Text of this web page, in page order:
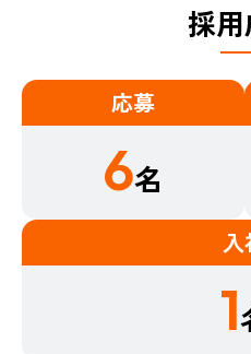
採
応募
6名
入
1